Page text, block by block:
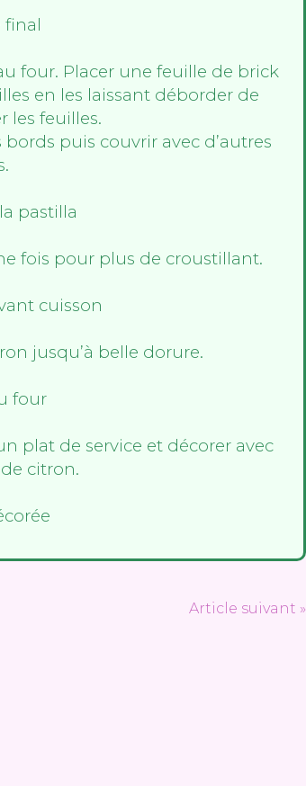
four. Placer une feuille de brick
en les laissant déborder de
les feuilles.
puis couvrir avec d’autres
fois pour plus de croustillant.
jusqu’à belle dorure.
plat de service et décorer avec
citron.
Article suivant »